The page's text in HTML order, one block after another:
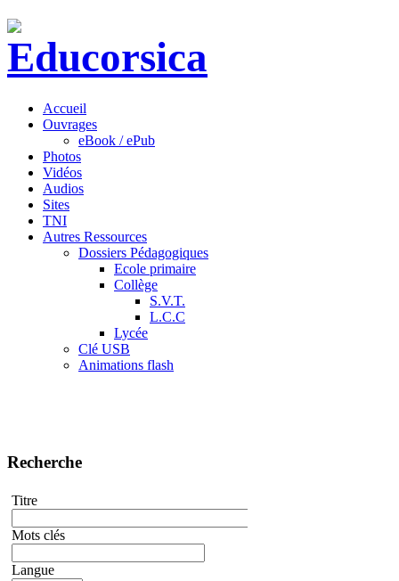
Accueil
Ouvrages
eBook / ePub
Photos
Vidéos
Audios
Sites
TNI
Autres Ressources
Dossiers Pédagogiques
Ecole primaire
Collège
S.V.T.
L.C.C
Lycée
Clé USB
Animations flash
Recherche
Titre
Mots clés
Langue